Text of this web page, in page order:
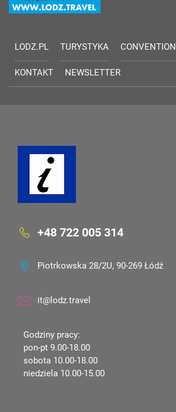
LODZ.PL TURYSTYKA CONVENTION
KONTAKT NEWSLETTER
+48 722 005 314
Piotrkowska 28/2U, 90-269 Łódź
it@lodz.travel
Godziny pracy:
pon-pt 9.00-18.00
sobota 10.00-18.00
niedziela 10.00-15.00